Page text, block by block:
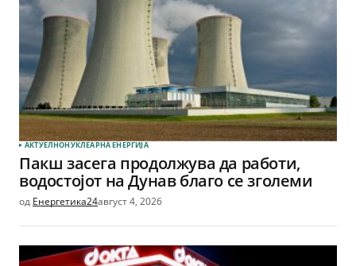
АКТУЕЛНОНУКЛЕАРНА ЕНЕРГИЈА
Пакш засега продолжува да работи,
водостојот на Дунав благо се зголеми
од Енергетика24август 4, 2026